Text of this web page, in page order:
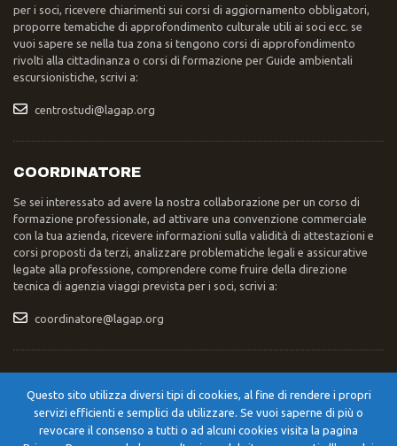
per i soci, ricevere chiarimenti sui corsi di aggiornamento obbligatori,
proporre tematiche di approfondimento culturale utili ai soci ecc. se
vuoi sapere se nella tua zona si tengono corsi di approfondimento
rivolti alla cittadinanza o corsi di formazione per Guide ambientali
escursionistiche, scrivi a:
centrostudi@lagap.org
COORDINATORE
Se sei interessato ad avere la nostra collaborazione per un corso di
formazione professionale, ad attivare una convenzione commerciale
con la tua azienda, ricevere informazioni sulla validità di attestazioni e
corsi proposti da terzi, analizzare problematiche legali e assicurative
legate alla professione, comprendere come fruire della direzione
tecnica di agenzia viaggi prevista per i soci, scrivi a:
coordinatore@lagap.org
Se devi inviare una lettera, un pacco, una raccomandata, scrivi a:
Segreteria Nazionale LAGAP – Str. XXIV Maggio 42/A – 06055 –
Questo sito utilizza diversi tipi di cookies, al fine di rendere i propri
servizi efficienti e semplici da utilizzare. Se vuoi saperne di più o
revocare il consenso a tutti o ad alcuni cookies visita la pagina